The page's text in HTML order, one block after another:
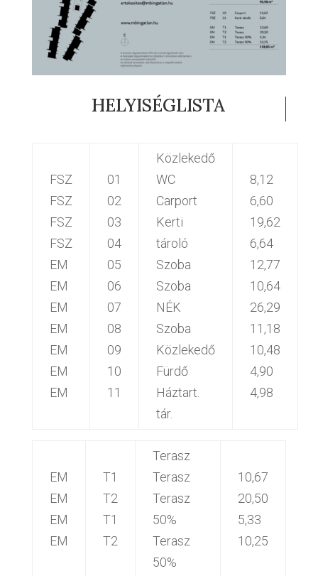
HELYISÉGLISTA
FSZ
FSZ
FSZ
FSZ
EM
EM
EM
EM
EM
EM
EM
01
02
03
04
05
06
07
08
09
10
11
Közlekedő
WC
Carport
Kerti
tároló
Szoba
Szoba
NÉK
Szoba
Közlekedő
Fürdő
Háztart.
tár.
8,12
6,60
19,62
6,64
12,77
10,64
26,29
11,18
10,48
4,90
4,98
EM
EM
EM
EM
T1
T2
T1
T2
Terasz
Terasz
Terasz
50%
Terasz
50%
10,67
20,50
5,33
10,25